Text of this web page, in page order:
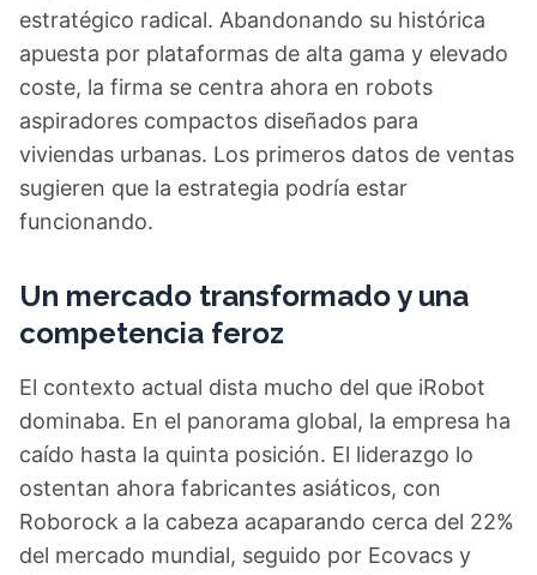
estratégico radical. Abandonando su histórica
apuesta por plataformas de alta gama y elevado
coste, la firma se centra ahora en robots
aspiradores compactos diseñados para
viviendas urbanas. Los primeros datos de ventas
sugieren que la estrategia podría estar
funcionando.
Un mercado transformado y una
competencia feroz
El contexto actual dista mucho del que iRobot
dominaba. En el panorama global, la empresa ha
caído hasta la quinta posición. El liderazgo lo
ostentan ahora fabricantes asiáticos, con
Roborock a la cabeza acaparando cerca del 22%
del mercado mundial, seguido por Ecovacs y